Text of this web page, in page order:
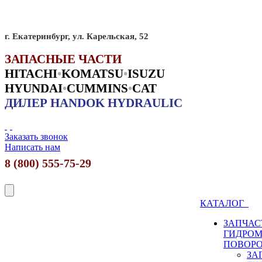
г. Екатеринбург, ул. Карельская, 52
ЗАПАСНЫЕ ЧАСТИ
HITACHI•KOMATSU•ISUZU
HYUNDAI•CUMMINS•CAT
ДИЛЕР HANDOK HYDRAULIC
Заказать звонок
Написать нам
8 (800) 555-75-29
КАТАЛОГ